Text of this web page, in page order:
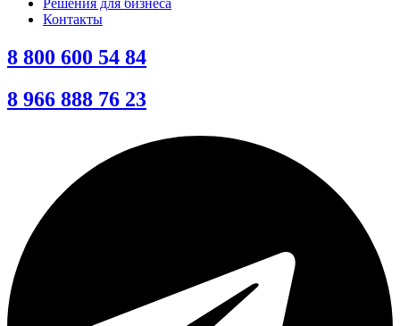
Решения для бизнеса
Контакты
8 800 600 54 84
8 966 888 76 23